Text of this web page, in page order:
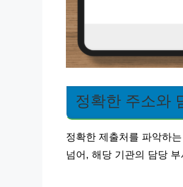
정확한 주소와
정확한 제출처를 파악하
넘어, 해당 기관의 담당